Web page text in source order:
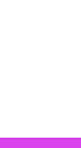
ッ
移